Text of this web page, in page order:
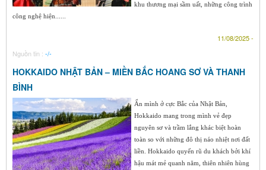
khu thương mại sầm uất, những công trình
công nghệ hiện......
11/08/2025 -
Nguồn tin : -/-
HOKKAIDO NHẬT BẢN – MIỀN BẮC HOANG SƠ VÀ THANH
BÌNH
Ẩn mình ở cực Bắc của Nhật Bản,
Hokkaido mang trong mình vẻ đẹp
nguyên sơ và trầm lắng khác biệt hoàn
toàn so với những đô thị náo nhiệt nơi đất
liền. Hokkaido quyến rũ du khách bởi khí
hậu mát mẻ quanh năm, thiên nhiên hùng